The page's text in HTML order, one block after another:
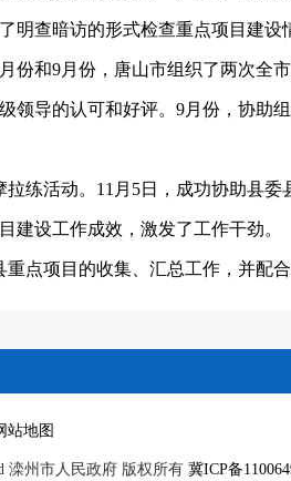
明查暗访的形式检查重点项目建
份和9月份，唐山市组织了两次全
领导的认可和好评。9月份，协助
练活动。 11月5日，成功协助县委
建设工作成效，激发了工作干劲。
重点项目的收集、汇总工作，并配
站地图
滦州市人民政府 版权所有 冀ICP备